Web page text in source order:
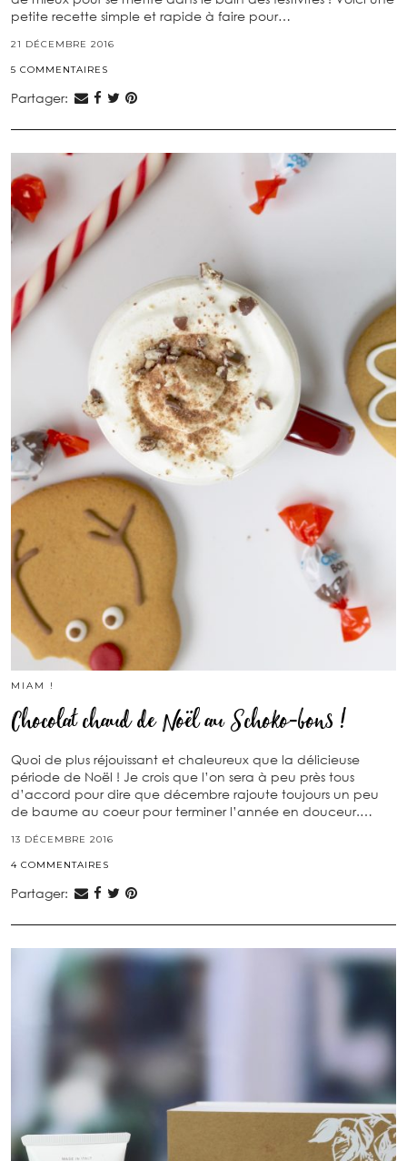
petite recette simple et rapide à faire pour…
21 DÉCEMBRE 2016
5 COMMENTAIRES
Partager:
MIAM !
Chocolat chaud de Noël au Schoko-bons !
Quoi de plus réjouissant et chaleureux que la délicieuse
période de Noël ! Je crois que l’on sera à peu près tous
d’accord pour dire que décembre rajoute toujours un peu
de baume au coeur pour terminer l’année en douceur.…
13 DÉCEMBRE 2016
4 COMMENTAIRES
Partager: